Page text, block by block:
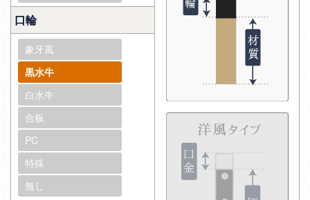
口輪
象牙風
黒水牛
白水牛
合板
PC
特殊
無し